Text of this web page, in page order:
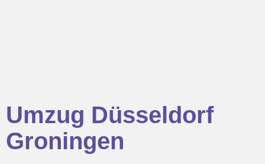
Umzug Düsseldorf
Groningen